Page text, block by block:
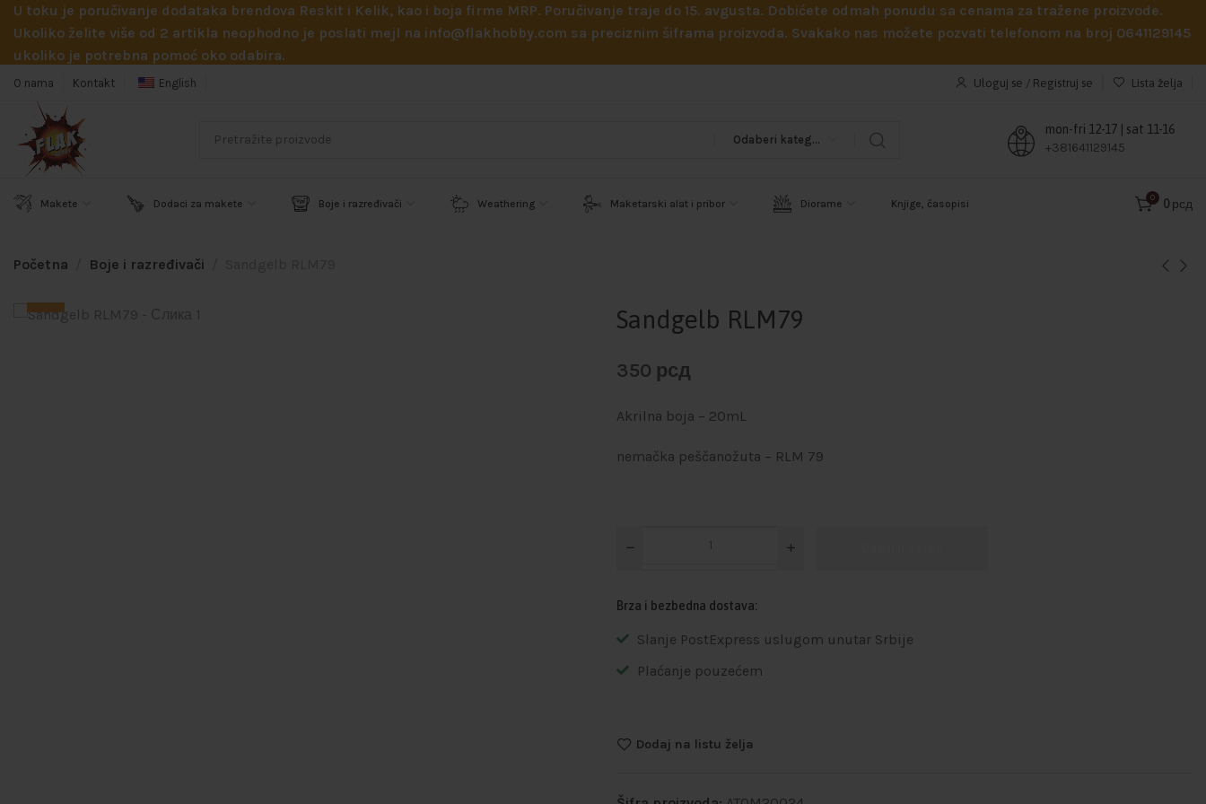
U toku je poručivanje dodataka brendova Reskit i Kelik, kao i boja firme MRP. Poručivanje traje do 15. avgusta. Dobićete odmah ponudu sa cenama za tražene proizvode.
Ukoliko želite više od 2 artikla neophodno je poslati mejl na info@flakhobby.com sa preciznim šiframa proizvoda. Svakako nas možete pozvati telefonom na broj 0641129145
ukoliko je potrebna pomoć oko odabira.
O nama Kontakt English Uloguj se / Registruj se Lista želja
Odaberi kategoriju
mon-fri 12-17 | sat 11-16
+381641129145
Makete Dodaci za makete Boje i razređivači Weathering Maketarski alat i pribor Diorame Knjige, časopisi 0 0 рсд
Početna Boje i razređivači
Sandgelb RLM79
350 рсд
Akrilna boja – 20mL
nemačka peščanožuta – RLM 79
Brza i bezbedna dostava:
Slanje PostExpress uslugom unutar Srbije
Plaćanje pouzećem
Dodaj na listu želja